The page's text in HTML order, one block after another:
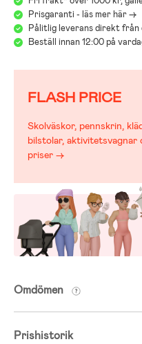
Prisgaranti - läs mer här ->
Pålitlig leverans direkt från
Beställ innan 12:00 på
FLASH PRICE
Skolväskor, pennskrin,
bilstolar,
priser →
Omdömen
Prishistorik